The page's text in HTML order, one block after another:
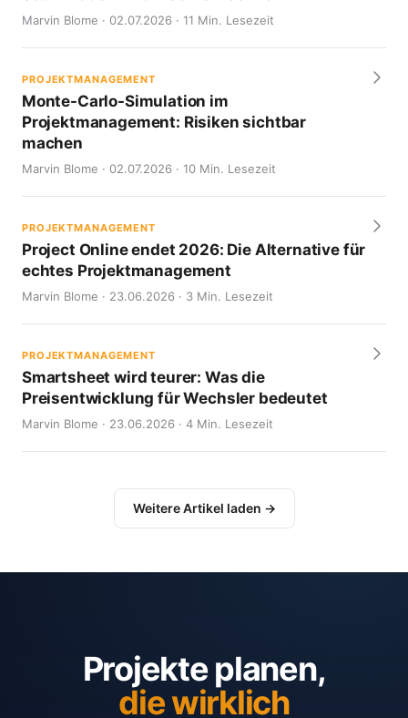
Marvin Blome · 02.07.2026 · 11 Min. Lesezeit
PROJEKTMANAGEMENT
Monte-Carlo-Simulation im
Projektmanagement: Risiken sichtbar
machen
Marvin Blome · 02.07.2026 · 10 Min. Lesezeit
PROJEKTMANAGEMENT
Project Online endet 2026: Die Alternative für
echtes Projektmanagement
Marvin Blome · 23.06.2026 · 3 Min. Lesezeit
PROJEKTMANAGEMENT
Smartsheet wird teurer: Was die
Preisentwicklung für Wechsler bedeutet
Marvin Blome · 23.06.2026 · 4 Min. Lesezeit
Weitere Artikel laden →
Projekte planen,
die wirklich